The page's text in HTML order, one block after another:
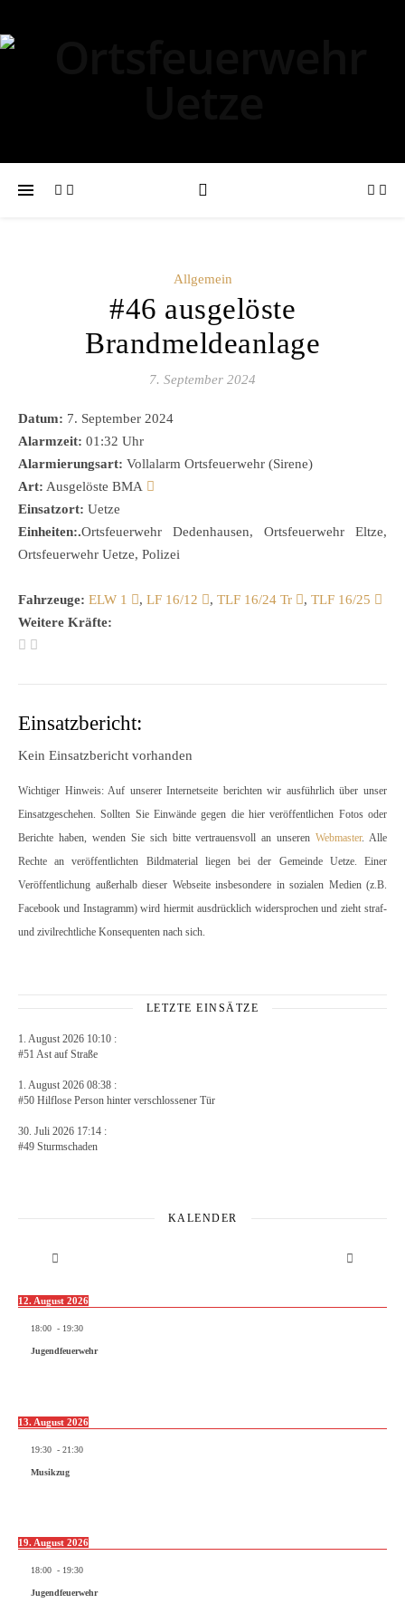
Allgemein
#46 ausgelöste
Brandmeldeanlage
7. September 2024
Datum: 7. September 2024
Alarmzeit: 01:32 Uhr
Alarmierungsart: Vollalarm Ortsfeuerwehr (Sirene)
Art: Ausgelöste BMA
Einsatzort: Uetze
Einheiten:.Ortsfeuerwehr Dedenhausen, Ortsfeuerwehr Eltze,
Ortsfeuerwehr Uetze, Polizei
Fahrzeuge: ELW 1 , LF 16/12 , TLF 16/24 Tr , TLF 16/25
Weitere Kräfte:
Einsatzbericht:
Kein Einsatzbericht vorhanden
Wichtiger Hinweis: Auf unserer Internetseite berichten wir ausführlich über unser
Einsatzgeschehen. Sollten Sie Einwände gegen die hier veröffentlichen Fotos oder
Berichte haben, wenden Sie sich bitte vertrauensvoll an unserenWebmaster. Alle
Rechte an veröffentlichten Bildmaterial liegen bei der Gemeinde Uetze. Einer
Veröffentlichung außerhalb dieser Webseite insbesondere in sozialen Medien (z.B.
Facebook und Instagramm) wird hiermit ausdrücklich widersprochen und zieht straf-
und zivilrechtliche Konsequenten nach sich.
LETZTE EINSÄTZE
1. August 2026 10:10 :
#51 Ast auf Straße
1. August 2026 08:38 :
#50 Hilflose Person hinter verschlossener Tür
30. Juli 2026 17:14 :
#49 Sturmschaden
KALENDER
12. August 2026
18:00 - 19:30
Jugendfeuerwehr
13. August 2026
19:30 - 21:30
Musikzug
19. August 2026
18:00 - 19:30
Jugendfeuerwehr